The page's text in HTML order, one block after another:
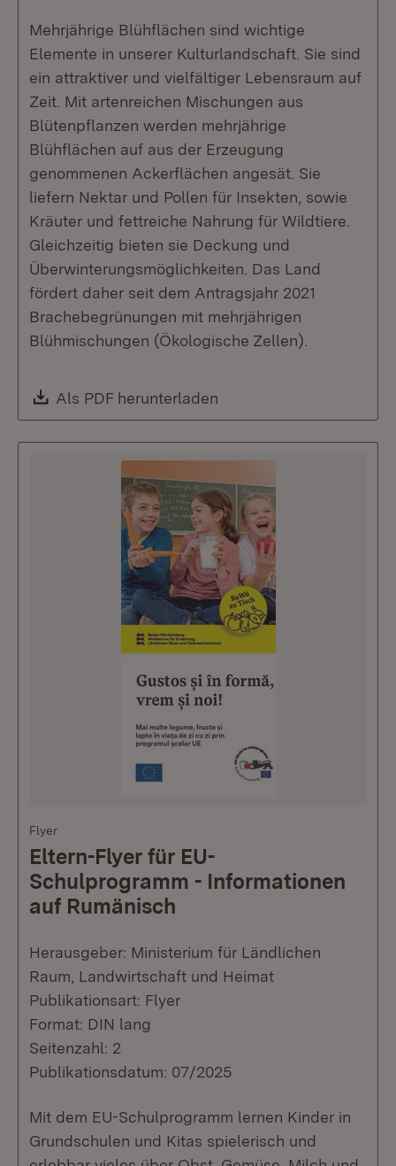
Mehrjährige Blühflächen sind wichtige
Elemente in unserer Kulturlandschaft. Sie sind
ein attraktiver und vielfältiger Lebensraum auf
Zeit. Mit artenreichen Mischungen aus
Blütenpflanzen werden mehrjährige
Blühflächen auf aus der Erzeugung
genommenen Ackerflächen angesät. Sie
liefern Nektar und Pollen für Insekten, sowie
Kräuter und fettreiche Nahrung für Wildtiere.
Gleichzeitig bieten sie Deckung und
Überwinterungsmöglichkeiten. Das Land
fördert daher seit dem Antragsjahr 2021
Brachebegrünungen mit mehrjährigen
Blühmischungen (Ökologische Zellen).
Download:
Als PDF herunterladen
Flyer
Eltern-Flyer für EU-
Schulprogramm - Informationen
auf Rumänisch
Herausgeber: Ministerium für Ländlichen
Raum, Landwirtschaft und Heimat
Publikationsart: Flyer
Format: DIN lang
Seitenzahl: 2
Publikationsdatum: 07/2025
Mit dem EU-Schulprogramm lernen Kinder in
Grundschulen und Kitas spielerisch und